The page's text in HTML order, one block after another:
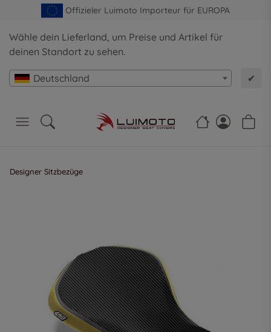
Offizieler Luimoto Importeur für EUROPA
Wähle dein Lieferland, um Preise und Artikel für
deinen Standort zu sehen.
Deutschland ✔
Designer Sitzbezüge